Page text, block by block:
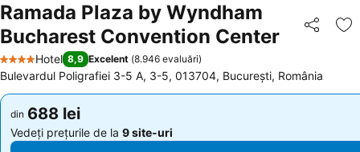
Ramada Plaza by Wyndham
Bucharest Convention Center
Distribuiți
4 Stele
Hotel 8,9 Excelent (8.946 evaluări)
Bulevardul Poligrafiei 3-5 A, 3-5, 013704, București, România
din 688 lei
Vedeți prețurile de la 9 site-uri
din 688 lei
Vedeți prețurile de la 9 site-uri